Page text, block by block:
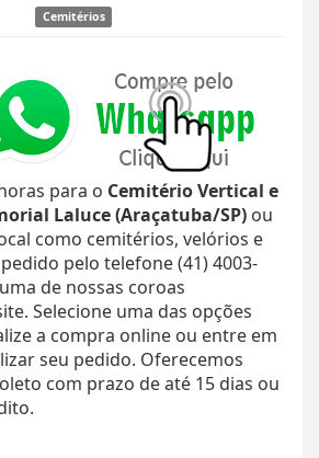
Cemitérios
para o Cemitério Vertical e
Laluce (Araçatuba/SP) ou
como cemitérios, velórios e
pelo telefone (41) 4003-
de nossas coroas
Selecione uma das opções
a compra online ou entre em
seu pedido. Oferecemos
com prazo de até 15 dias ou